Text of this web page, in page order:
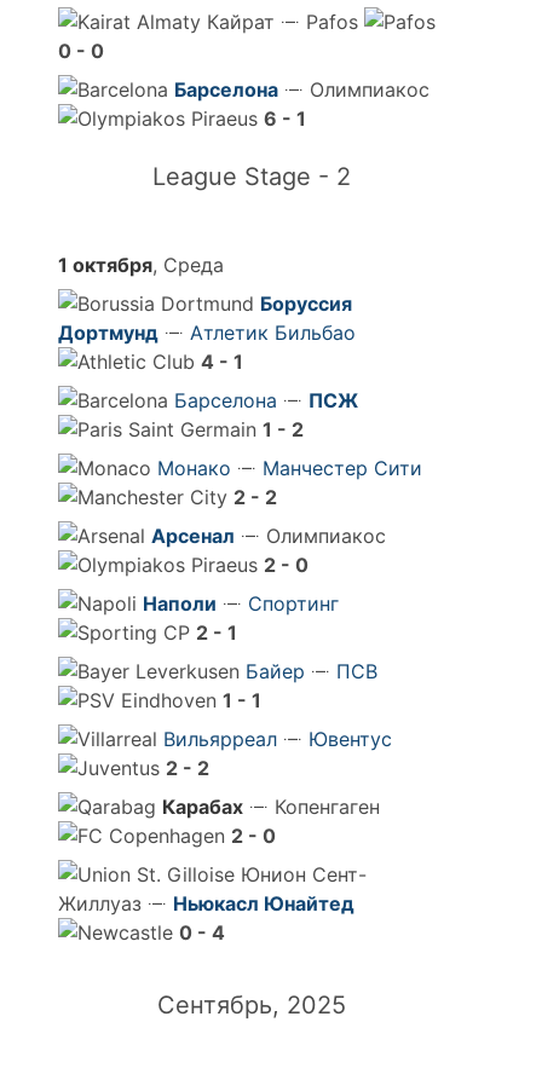
Кайрат
Pafos
0 - 0
Барселона
Олимпиакос
6 - 1
League Stage - 2
1 октября, Среда
Боруссия
Дортмунд
Атлетик Бильбао
4 - 1
Барселона
ПСЖ
1 - 2
Монако
Манчестер Сити
2 - 2
Арсенал
Олимпиакос
2 - 0
Наполи
Спортинг
2 - 1
Байер
ПСВ
1 - 1
Вильярреал
Ювентус
2 - 2
Карабах
Копенгаген
2 - 0
Юнион Сент-
Жиллуаз
Ньюкасл Юнайтед
0 - 4
Сентябрь, 2025